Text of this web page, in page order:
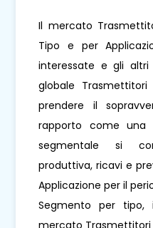
Il mercato
Tipo e per
interessate e gli
globale
prendere il
rapporto come una
segmentale si
produttiva, ricavi e
Applicazione per il
Segmento per
mercato Trasmettitori